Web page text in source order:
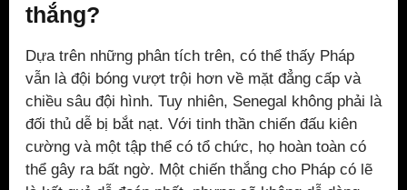
thắng?
Dựa trên những phân tích trên, có thể thấy Pháp
vẫn là đội bóng vượt trội hơn về mặt đẳng cấp và
chiều sâu đội hình. Tuy nhiên, Senegal không phải là
đối thủ dễ bị bắt nạt. Với tinh thần chiến đấu kiên
cường và một tập thể có tổ chức, họ hoàn toàn có
thể gây ra bất ngờ. Một chiến thắng cho Pháp có lẽ